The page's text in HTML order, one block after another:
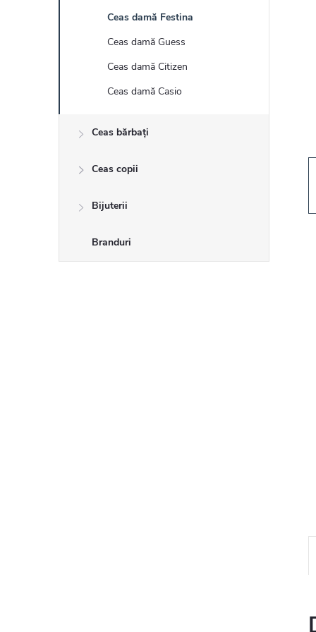
a
a
Ceas damă Festina
Ceas damă Guess
Ceas damă Citizen
Ceas damă Casio
Ceas bărbați
Ceas copii
Bijuterii
Branduri